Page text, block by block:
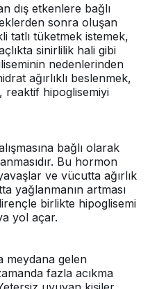
dış etkenlere bağlı
sonra oluşan
tatlı tüketmek istemek,
sinirlilik hali gibi
nedenlerinden
ağırlıklı beslenmek,
reaktif hipoglisemiyi
bağlı olarak
Bu hormon
ve vücutta ağırlık
yağlanmanın artması
birlikte hipoglisemi
yol açar.
meydana gelen
fazla acıkma